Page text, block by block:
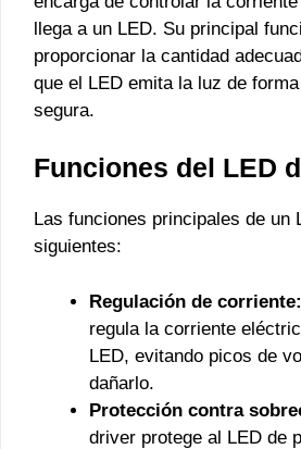
llega a un LED. Su principal
proporcionar la cantidad
que el LED emita la luz de
segura.
Funciones del LED
Las funciones principales de un
siguientes:
Regulación de corriente:
regula la corriente
LED, evitando picos de
dañarlo.
Protección contra
driver protege al LED de